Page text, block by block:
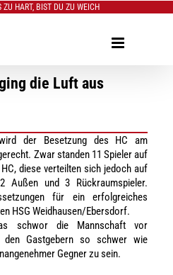
HART, BIST DU ZU WEICH
die Luft aus
der Besetzung des HC am
Zwar standen 11 Spieler auf
diese verteilten sich jedoch auf
Außen und 3 Rückraumspieler.
für ein erfolgreiches
HSG Weidhausen/Ebersdorf.
schwor die Mannschaft vor
den Gastgebern so schwer wie
Gegner zu sein.